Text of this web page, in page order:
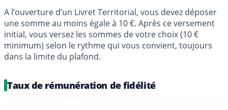
A l’ouverture d’un Livret Territorial, vous devez déposer
une somme au moins égale à 10 €. Après ce versement
initial, vous versez les sommes de votre choix (10 €
minimum) selon le rythme qui vous convient, toujours
dans la limite du plafond.
Taux de rémunération de fidélité